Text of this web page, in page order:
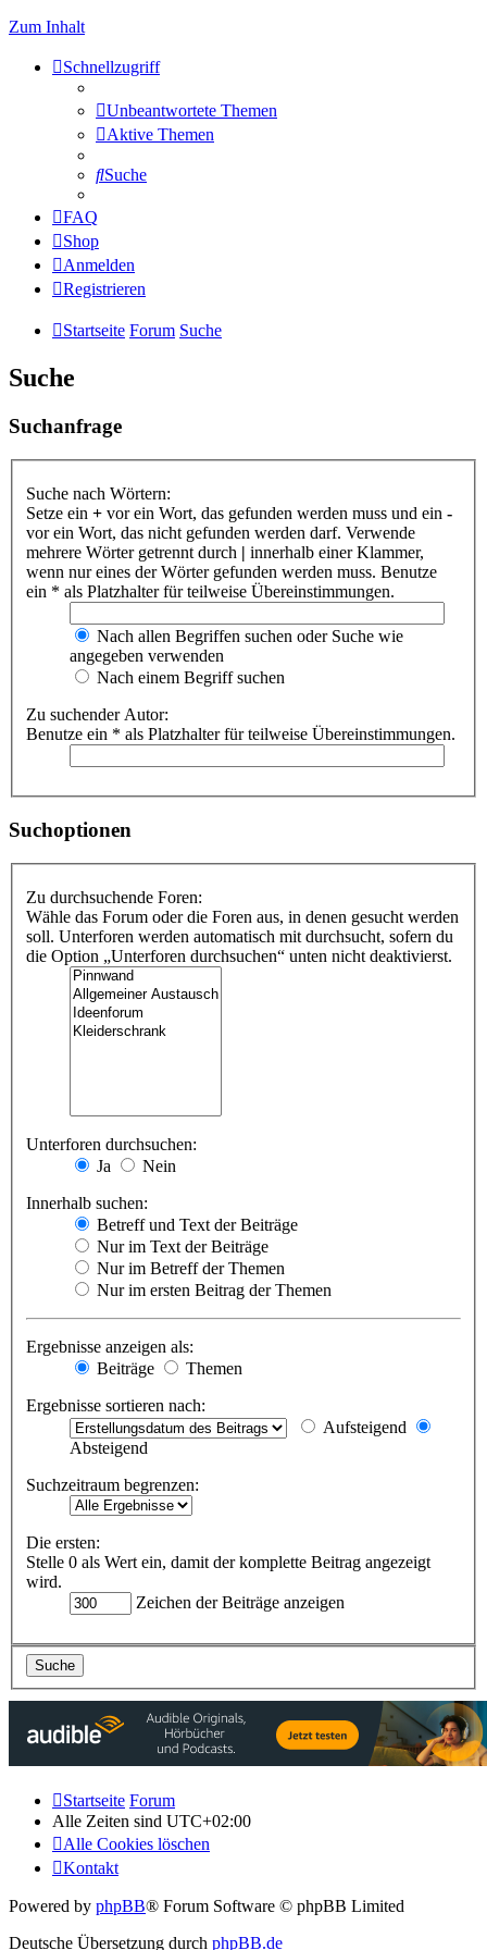
Zum Inhalt
Schnellzugriff
Unbeantwortete Themen
Aktive Themen
Suche
FAQ
Shop
Anmelden
Registrieren
Startseite Forum Suche
Suche
Suchanfrage
Suche nach Wörtern:
Setze ein + vor ein Wort, das gefunden werden muss und ein -
vor ein Wort, das nicht gefunden werden darf. Verwende
mehrere Wörter getrennt durch | innerhalb einer Klammer,
wenn nur eines der Wörter gefunden werden muss. Benutze
ein * als Platzhalter für teilweise Übereinstimmungen.
Nach allen Begriffen suchen oder Suche wie
angegeben verwenden
Nach einem Begriff suchen
Zu suchender Autor:
Benutze ein * als Platzhalter für teilweise Übereinstimmungen.
Suchoptionen
Zu durchsuchende Foren:
Wähle das Forum oder die Foren aus, in denen gesucht werden
soll. Unterforen werden automatisch mit durchsucht, sofern du
die Option „Unterforen durchsuchen“ unten nicht deaktivierst.
Unterforen durchsuchen:
Ja
Nein
Innerhalb suchen:
Betreff und Text der Beiträge
Nur im Text der Beiträge
Nur im Betreff der Themen
Nur im ersten Beitrag der Themen
Ergebnisse anzeigen als:
Beiträge
Themen
Ergebnisse sortieren nach:
Aufsteigend
Absteigend
Suchzeitraum begrenzen:
Die ersten:
Stelle 0 als Wert ein, damit der komplette Beitrag angezeigt
wird.
Zeichen der Beiträge anzeigen
Startseite Forum
Alle Zeiten sind UTC+02:00
Alle Cookies löschen
Kontakt
Powered by phpBB® Forum Software © phpBB Limited
Deutsche Übersetzung durch phpBB.de